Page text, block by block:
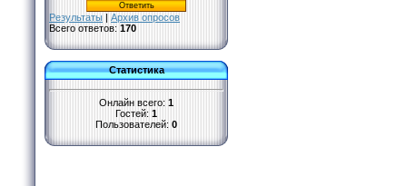
Результаты | Архив опросов
Всего ответов: 170
Статистика
Онлайн всего: 1
Гостей: 1
Пользователей: 0